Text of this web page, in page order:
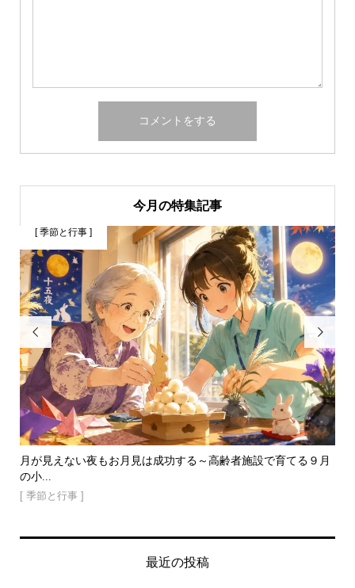
今月の特集記事

月が見えない夜もお月見は成功する～高齢者施設で育てる９月
の小...
[ 季節と行事 ]
[ 季節と行事 ]

最近の投稿